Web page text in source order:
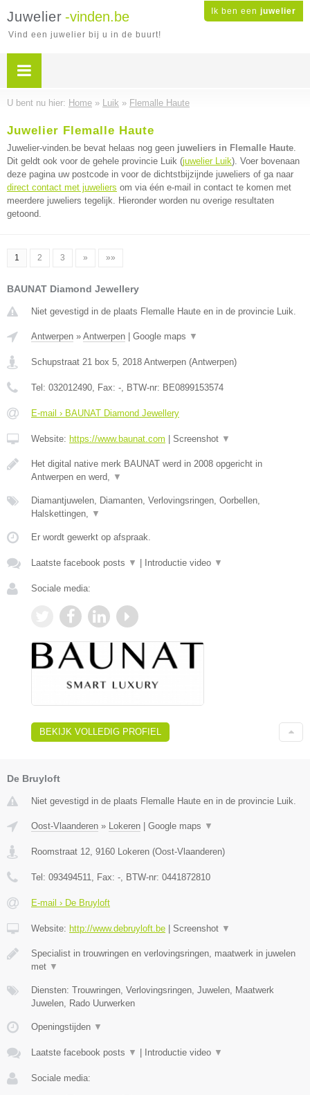
Ik ben een juwelier
Juwelier -vinden.be
Vind een juwelier bij u in de buurt!
U bent nu hier: Home » Luik » Flemalle Haute
Juwelier Flemalle Haute
Juwelier-vinden.be bevat helaas nog geen juweliers in Flemalle Haute.
Dit geldt ook voor de gehele provincie Luik (juwelier Luik). Voer bovenaan
deze pagina uw postcode in voor de dichtstbijzijnde juweliers of ga naar
direct contact met juweliers om via één e-mail in contact te komen met
meerdere juweliers tegelijk. Hieronder worden nu overige resultaten
getoond.
1 2 3 » »»
BAUNAT Diamond Jewellery
Niet gevestigd in de plaats Flemalle Haute en in de provincie Luik.
Antwerpen » Antwerpen Google maps ▼
Schupstraat 21 box 5, 2018 Antwerpen (Antwerpen)
Tel: 032012490, Fax: -, BTW-nr: BE0899153574
E-mail › BAUNAT Diamond Jewellery
Website: https://www.baunat.com Screenshot ▼
Het digital native merk BAUNAT werd in 2008 opgericht in
Antwerpen en werd, ▼
Diamantjuwelen, Diamanten, Verlovingsringen, Oorbellen,
Halskettingen, ▼
Er wordt gewerkt op afspraak.
Laatste facebook posts ▼ Introductie video ▼
Sociale media:
BEKIJK VOLLEDIG PROFIEL
De Bruyloft
Niet gevestigd in de plaats Flemalle Haute en in de provincie Luik.
Oost-Vlaanderen » Lokeren Google maps ▼
Roomstraat 12, 9160 Lokeren (Oost-Vlaanderen)
Tel: 093494511, Fax: -, BTW-nr: 0441872810
E-mail › De Bruyloft
Website: http://www.debruyloft.be Screenshot ▼
Specialist in trouwringen en verlovingsringen, maatwerk in juwelen
met ▼
Diensten: Trouwringen, Verlovingsringen, Juwelen, Maatwerk
Juwelen, Rado Uurwerken
Openingstijden ▼
Laatste facebook posts ▼ Introductie video ▼
Sociale media: